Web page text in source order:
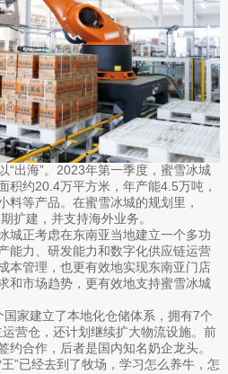
“出海”。2023年第一季度，蜜雪冰城
积约20.4万平方米，年产能4.5万吨，
料等产品。在蜜雪冰城的规划里，
扩建，并支持海外业务。
城正考虑在东南亚当地建立一个多功
能力、研发能力和数字化供应链运营
本管理，也更有效地实现东南亚门店
和市场趋势，更有效地支持蜜雪冰城
家建立了本地化仓储体系，拥有7个
营仓，还计划继续扩大物流设施。前
约合作，后者是国内知名奶企龙头。
”已经去到了牧场，学习怎么养牛，怎